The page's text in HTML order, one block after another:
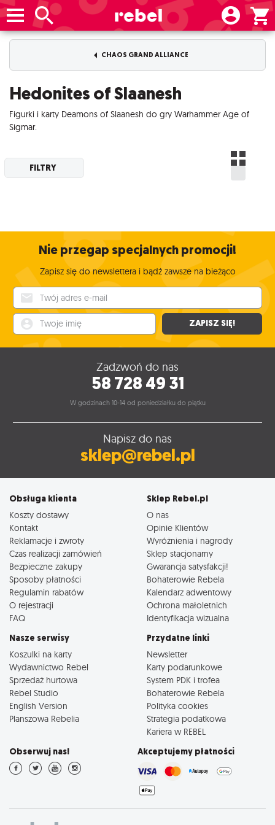
CHAOS GRAND ALLIANCE
Hedonites of Slaanesh
Figurki i karty Deamons of Slaanesh do gry Warhammer Age of
Sigmar.
FILTRY
Nie przegap specjalnych promocji!
Zapisz się do newslettera i bądź zawsze na bieżąco
ZAPISZ SIĘ!
Zadzwoń do nas
58 728 49 31
W godzinach 10-14 od poniedziałku do piątku
Napisz do nas
sklep@rebel.pl
Obsługa klienta
Koszty dostawy
Kontakt
Reklamacje i zwroty
Czas realizacji zamówień
Bezpieczne zakupy
Sposoby płatności
Regulamin rabatów
O rejestracji
FAQ
Sklep Rebel.pl
O nas
Opinie Klientów
Wyróżnienia i nagrody
Sklep stacjonarny
Gwarancja satysfakcji!
Bohaterowie Rebela
Kalendarz adwentowy
Ochrona małoletnich
Identyfikacja wizualna
Nasze serwisy
Koszulki na karty
Wydawnictwo Rebel
Sprzedaż hurtowa
Rebel Studio
English Version
Planszowa Rebelia
Przydatne linki
Newsletter
Karty podarunkowe
System PDK i trofea
Bohaterowie Rebela
Polityka cookies
Strategia podatkowa
Kariera w REBEL
Obserwuj nas! Akceptujemy płatności